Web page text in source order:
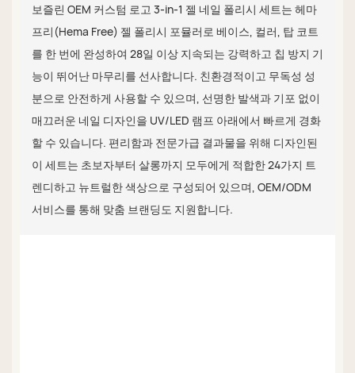
보즐린 OEM 커스텀 로고 3-in-1 젤 네일 폴리시 세트는 헤마
프리(Hema Free) 젤 폴리시 포뮬러로 베이스, 컬러, 탑 코트
를 한 번에 완성하여 28일 이상 지속되는 강력하고 칩 방지 기
능이 뛰어난 마무리를 선사합니다. 친환경적이고 무독성 성
분으로 안전하게 사용할 수 있으며, 선명한 발색과 기포 없이
매끄러운 네일 디자인을 UV/LED 램프 아래에서 빠르게 경화
할 수 있습니다. 편리함과 전문가급 결과물을 위해 디자인된
이 세트는 초보자부터 살롱까지 모두에게 적합한 24가지 트
렌디하고 뉴트럴한 색상으로 구성되어 있으며, OEM/ODM
서비스를 통해 맞춤 브랜딩도 지원합니다.